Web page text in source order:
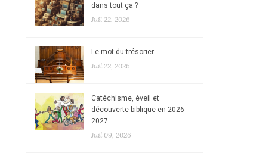
dans tout ça ?
Juil 22, 2026
Le mot du trésorier
Juil 22, 2026
Catéchisme, éveil et
découverte biblique en 2026-
2027
Juil 09, 2026